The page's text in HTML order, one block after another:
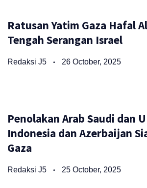
Ratusan Yatim Gaza Hafal
Tengah Serangan Israel
Redaksi J5 26 October, 2025
Penolakan Arab Saudi dan
Indonesia dan Azerbaijan
Gaza
Redaksi J5 25 October, 2025